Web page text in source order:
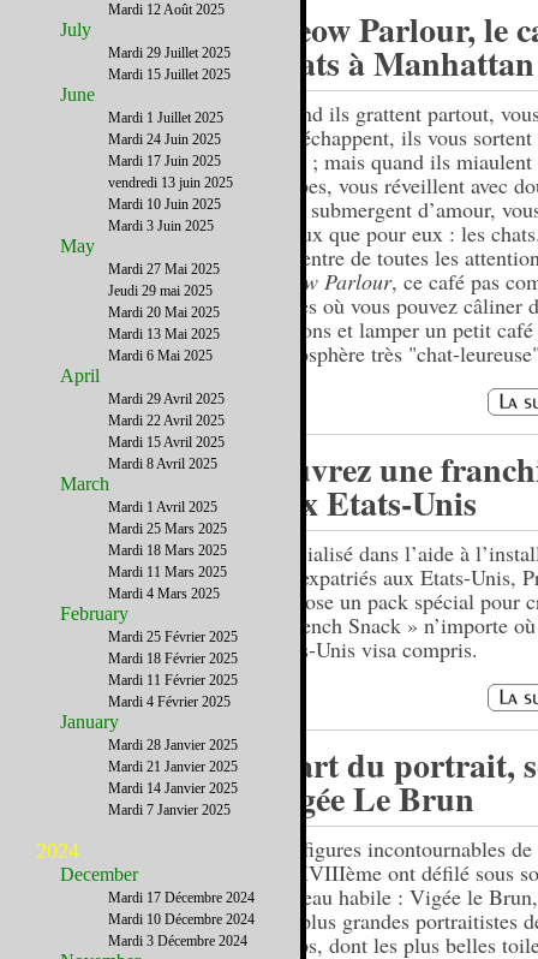
Meow Parlour, le
chats à Manhattan
Quand ils grattent partout,
et s’échappent, ils vous
yeux ; mais quand ils
jambes, vous réveillent avec
vous submergent d’amour,
d’yeux que pour eux : les
au centre de toutes les
Meow Parlour, ce café pas
autres où vous pouvez câliner
chatons et lamper un petit
atmosphère très "chat-
Ouvrez une
aux Etats-Unis
Spécialisé dans l’aide à
des expatriés aux Etats-Unis,
propose un pack spécial pour
« French Snack » n’importe
Etats-Unis visa compris.
L’art du portrait,
Vigée Le Brun
Les figures incontournables
du XVIIIème ont défilé sous
pinceau habile : Vigée le
des plus grandes portraitistes
temps, dont les plus belles
Mardi 12 Août 2025
July
Mardi 29 Juillet 2025
Mardi 15 Juillet 2025
June
Mardi 1 Juillet 2025
Mardi 24 Juin 2025
Mardi 17 Juin 2025
vendredi 13 juin 2025
Mardi 10 Juin 2025
Mardi 3 Juin 2025
May
Mardi 27 Mai 2025
Jeudi 29 mai 2025
Mardi 20 Mai 2025
Mardi 13 Mai 2025
Mardi 6 Mai 2025
April
Mardi 29 Avril 2025
Mardi 22 Avril 2025
Mardi 15 Avril 2025
Mardi 8 Avril 2025
March
Mardi 1 Avril 2025
Mardi 25 Mars 2025
Mardi 18 Mars 2025
Mardi 11 Mars 2025
Mardi 4 Mars 2025
February
Mardi 25 Février 2025
Mardi 18 Février 2025
Mardi 11 Février 2025
Mardi 4 Février 2025
January
Mardi 28 Janvier 2025
Mardi 21 Janvier 2025
Mardi 14 Janvier 2025
Mardi 7 Janvier 2025
2024
December
Mardi 17 Décembre 2024
Mardi 10 Décembre 2024
Mardi 3 Décembre 2024